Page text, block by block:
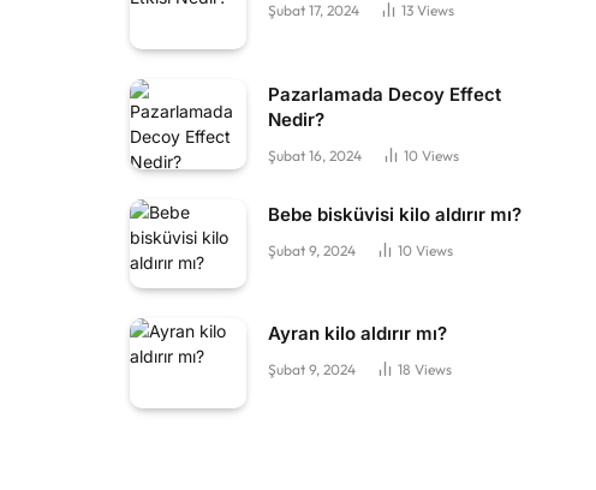
Şubat 17, 2024 13 Views
Pazarlamada Decoy Effect
Nedir?
Şubat 16, 2024 10 Views
Bebe bisküvisi kilo aldırır mı?
Şubat 9, 2024 10 Views
Ayran kilo aldırır mı?
Şubat 9, 2024 18 Views